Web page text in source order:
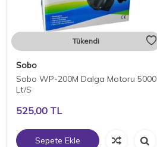
Tükendi
Sobo
Sobo WP-200M Dalga Motoru 5000
Lt/S
525,00TL
Sepete Ekle